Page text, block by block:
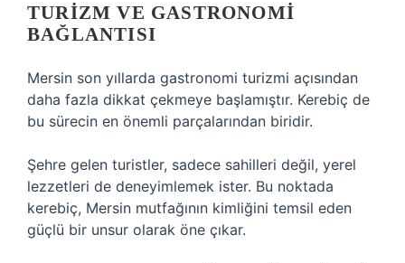
TURIZM VE GASTRONOMI
BAĞLANTISI
Mersin son yıllarda gastronomi turizmi açısından
daha fazla dikkat çekmeye başlamıştır. Kerebiç de
bu sürecin en önemli parçalarından biridir.
Şehre gelen turistler, sadece sahilleri değil, yerel
lezzetleri de deneyimlemek ister. Bu noktada
kerebiç, Mersin mutfağının kimliğini temsil eden
güçlü bir unsur olarak öne çıkar.